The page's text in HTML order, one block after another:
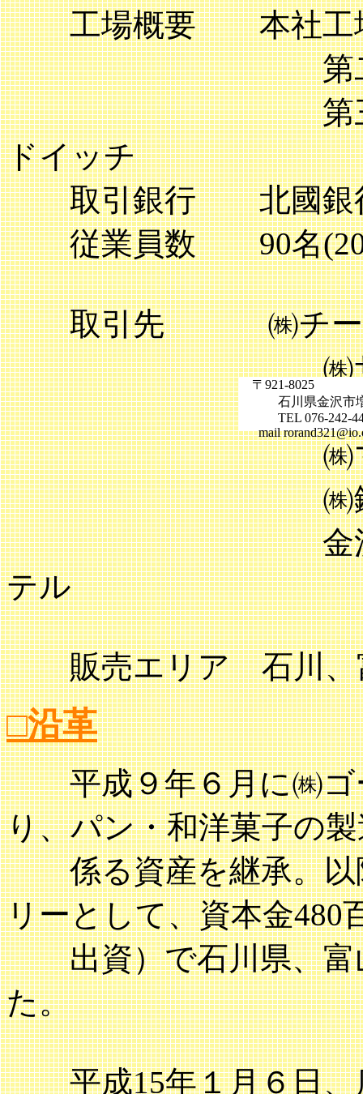
〒921-8025
石川県金沢市増
TEL 076-242-
mail
工場概要 本社工場
第二工場：冷
第三工場：フ
ドイッチ
取引銀行 北國銀行
従業員数 90名
取引先 ㈱チーズ
㈱サークル
㈱ポプ
㈱マル
㈱鍛冶商店
金沢市内主要
テル
販売エリア 石川、富
□沿革
平成９年６月に㈱ゴ
り、パン・和洋菓子の
係る資産を継承。以
リーとして、資本金480
出資）で石川県、富
た。
平成15年１月６日、